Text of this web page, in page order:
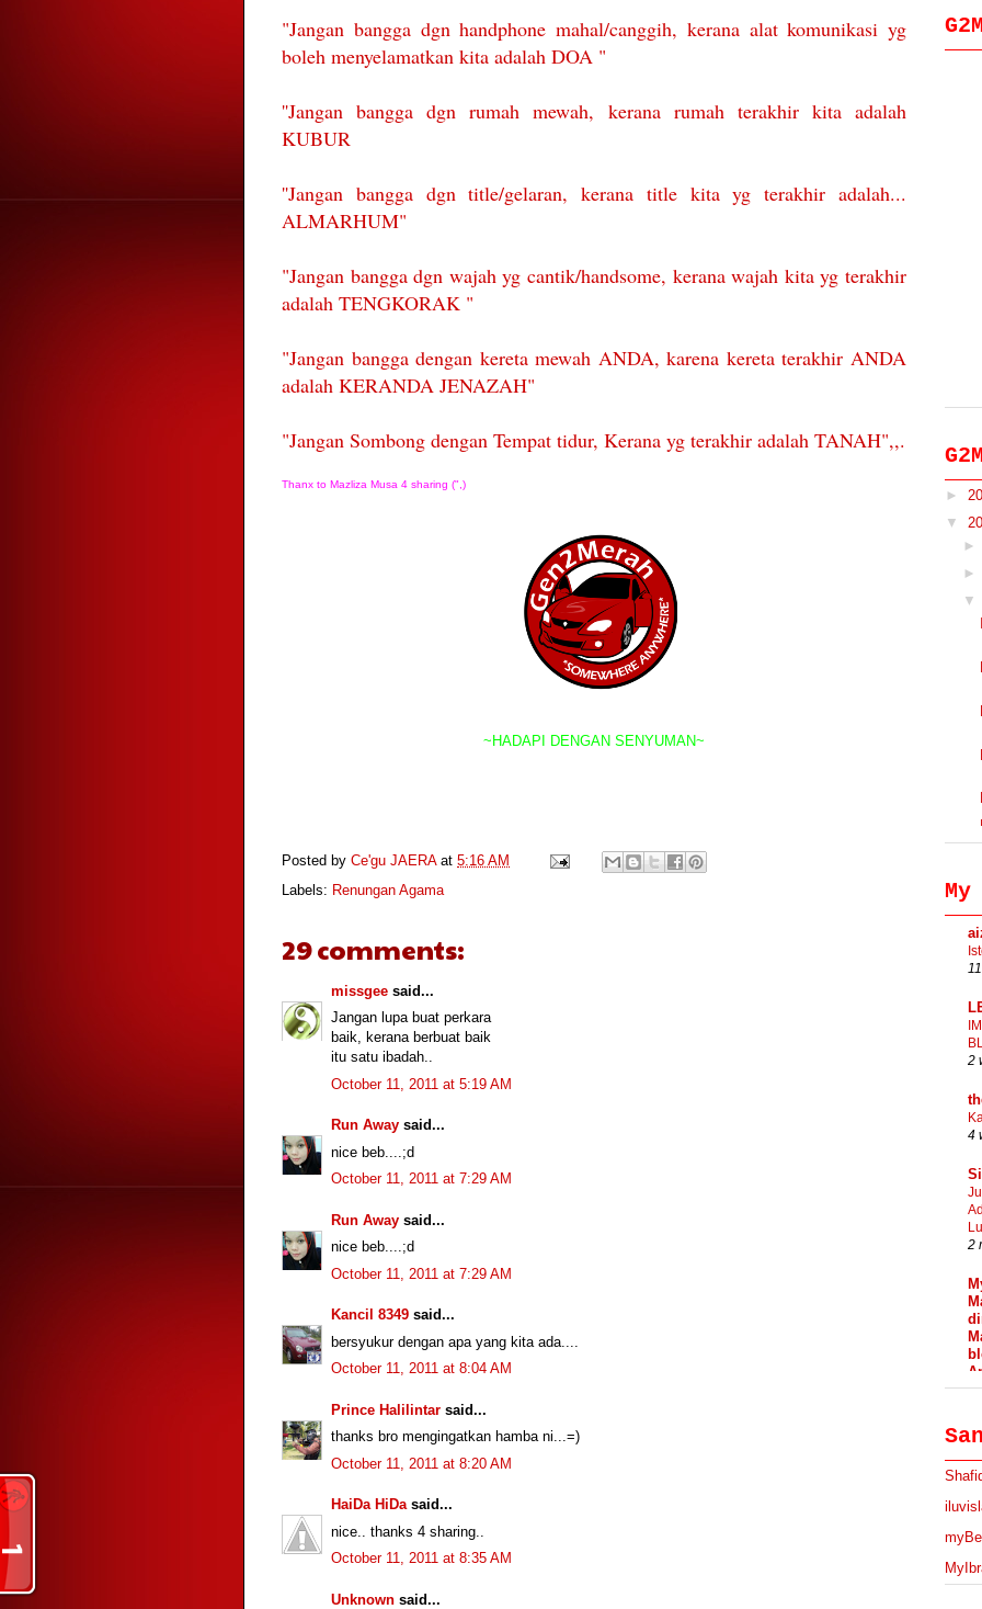
"Jangan bangga dgn handphone mahal/canggih, kerana alat komunikasi yg
boleh menyelamatkan kita adalah DOA "
''Jangan bangga dgn rumah mewah, kerana rumah terakhir kita adalah
KUBUR
''Jangan bangga dgn title/gelaran, kerana title kita yg terakhir adalah...
ALMARHUM"
"Jangan bangga dgn wajah yg cantik/handsome, kerana wajah kita yg terakhir
adalah TENGKORAK "
"Jangan bangga dengan kereta mewah ANDA, karena kereta terakhir ANDA
adalah KERANDA JENAZAH"
"Jangan Sombong dengan Tempat tidur, Kerana yg terakhir adalah TANAH",,.
Thanx to Mazliza Musa 4 sharing (",)
~HADAPI DENGAN SENYUMAN~
Posted by Ce'gu JAERA at 5:16 AM
Labels: Renungan Agama
29 comments:
missgee said...
Jangan lupa buat perkara
baik, kerana berbuat baik
itu satu ibadah..
October 11, 2011 at 5:19 AM
Run Away said...
nice beb....;d
October 11, 2011 at 7:29 AM
Run Away said...
nice beb....;d
October 11, 2011 at 7:29 AM
Kancil 8349 said...
bersyukur dengan apa yang kita ada....
October 11, 2011 at 8:04 AM
Prince Halilintar said...
thanks bro mengingatkan hamba ni...=)
October 11, 2011 at 8:20 AM
HaiDa HiDasaid...
nice.. thanks 4 sharing..
October 11, 2011 at 8:35 AM
Unknown said...
►
▼
►
►
▼
►
►
2
4
2
2
1